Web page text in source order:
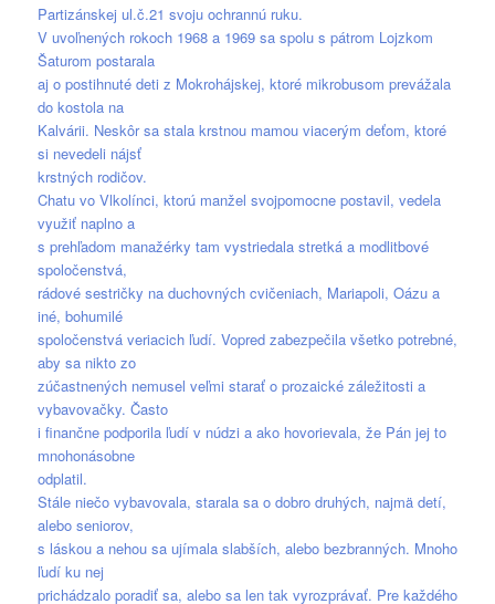
Partizánskej ul.č.21 svoju ochrannú ruku.
V uvoľnených rokoch 1968 a 1969 sa spolu s pátrom Lojzkom
Šaturom postarala
aj o postihnuté deti z Mokrohájskej, ktoré mikrobusom prevážala
do kostola na
Kalvárii. Neskôr sa stala krstnou mamou viacerým deťom, ktoré
si nevedeli nájsť
krstných rodičov.
Chatu vo Vlkolínci, ktorú manžel svojpomocne postavil, vedela
využiť naplno a
s prehľadom manažérky tam vystriedala stretká a modlitbové
spoločenstvá,
rádové sestričky na duchovných cvičeniach, Mariapoli, Oázu a
iné, bohumilé
spoločenstvá veriacich ľudí. Vopred zabezpečila všetko potrebné,
aby sa nikto zo
zúčastnených nemusel veľmi starať o prozaické záležitosti a
vybavovačky. Často
i finančne podporila ľudí v núdzi a ako hovorievala, že Pán jej to
mnohonásobne
odplatil.
Stále niečo vybavovala, starala sa o dobro druhých, najmä detí,
alebo seniorov,
s láskou a nehou sa ujímala slabších, alebo bezbranných. Mnoho
ľudí ku nej
prichádzalo poradiť sa, alebo sa len tak vyrozprávať. Pre každého